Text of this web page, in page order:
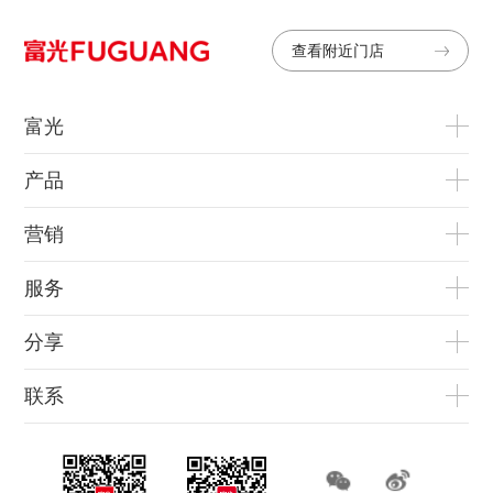
查看附近门店
富光
产品
营销
服务
分享
联系